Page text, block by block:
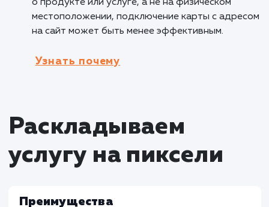
больниц и других медицинских учреждений,
предоставление карты с адресом на сайте
местоположение. Это улучшает
которые не имеют физического